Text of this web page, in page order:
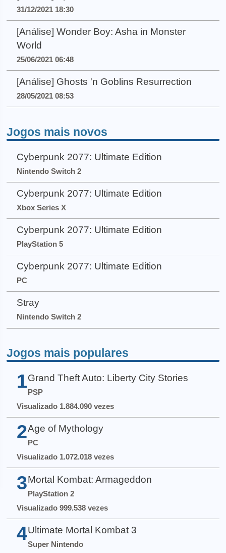
31/12/2021 18:30
[Análise] Wonder Boy: Asha in Monster
World
25/06/2021 06:48
[Análise] Ghosts 'n Goblins Resurrection
28/05/2021 08:53
Jogos mais novos
Cyberpunk 2077: Ultimate Edition
Nintendo Switch 2
Cyberpunk 2077: Ultimate Edition
Xbox Series X
Cyberpunk 2077: Ultimate Edition
PlayStation 5
Cyberpunk 2077: Ultimate Edition
PC
Stray
Nintendo Switch 2
Jogos mais populares
1 Grand Theft Auto: Liberty City Stories
PSP
Visualizado 1.884.090 vezes
2 Age of Mythology
PC
Visualizado 1.072.018 vezes
3 Mortal Kombat: Armageddon
PlayStation 2
Visualizado 999.538 vezes
4 Ultimate Mortal Kombat 3
Super Nintendo